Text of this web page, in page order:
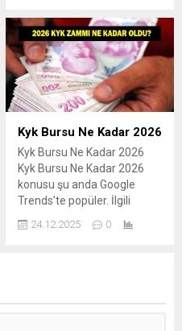
Kyk Bursu Ne Kadar 2026
Kyk Bursu Ne Kadar 2026
Kyk Bursu Ne Kadar 2026
konusu şu anda Google
Trends’te popüler. İlgili
KADAR 2026? KYK burs
24.12.2025 0